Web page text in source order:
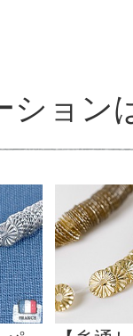
ション